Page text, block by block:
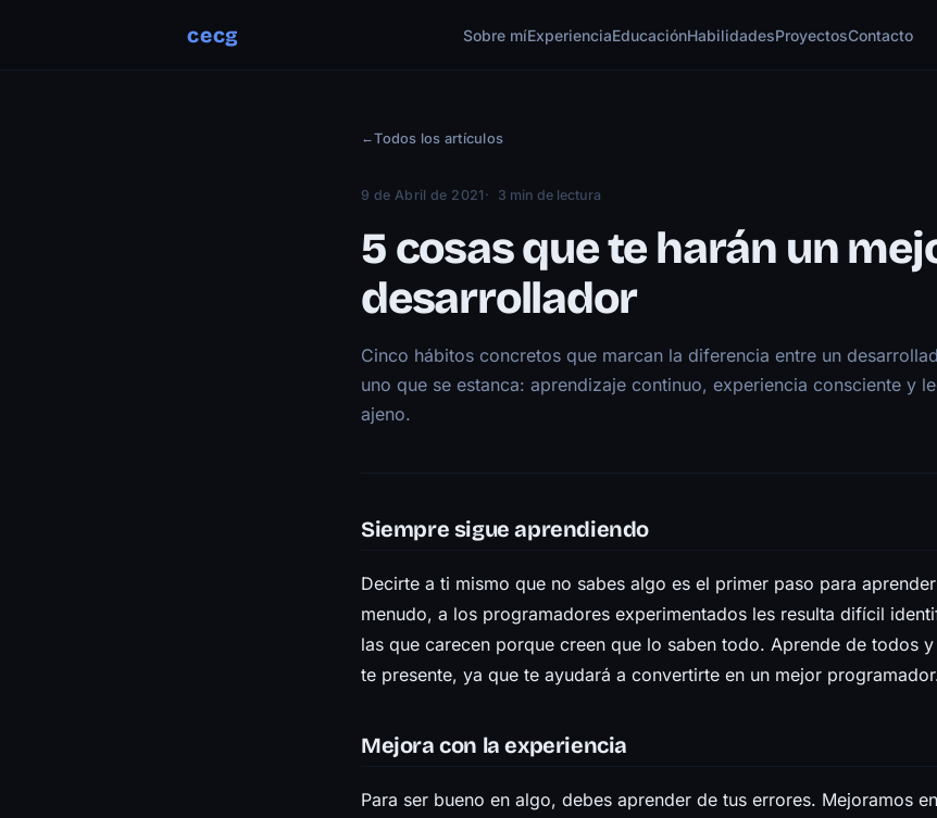
cecg Sobre míExperienciaEducaciónHabilidadesProyectosContacto
←Todos los artículos
9 de Abril de 2021 3 min de lectura
5 cosas que te harán un
desarrollador
Cinco hábitos concretos que marcan la diferencia entre un
uno que se estanca: aprendizaje continuo, experiencia consciente y
ajeno.
Siempre sigue aprendiendo
Decirte a ti mismo que no sabes algo es el primer paso para
menudo, a los programadores experimentados les resulta difícil
las que carecen porque creen que lo saben todo. Aprende de todos
te presente, ya que te ayudará a convertirte en un mejor
Mejora con la experiencia
Para ser bueno en algo, debes aprender de tus errores. Mejoramos